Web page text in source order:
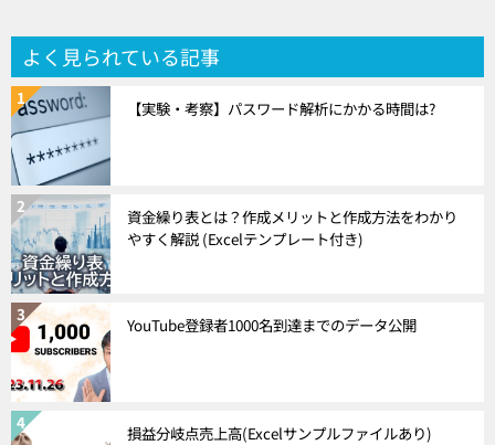
よく見られている記事
【実験・考察】パスワード解析にかかる時間は?
資金繰り表とは？作成メリットと作成方法をわかり
やすく解説 (Excelテンプレート付き)
YouTube登録者1000名到達までのデータ公開
損益分岐点売上高(Excelサンプルファイルあり)